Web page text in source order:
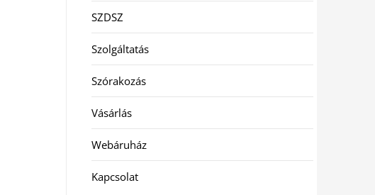
SZDSZ
Szolgáltatás
Szórakozás
Vásárlás
Webáruház
Kapcsolat